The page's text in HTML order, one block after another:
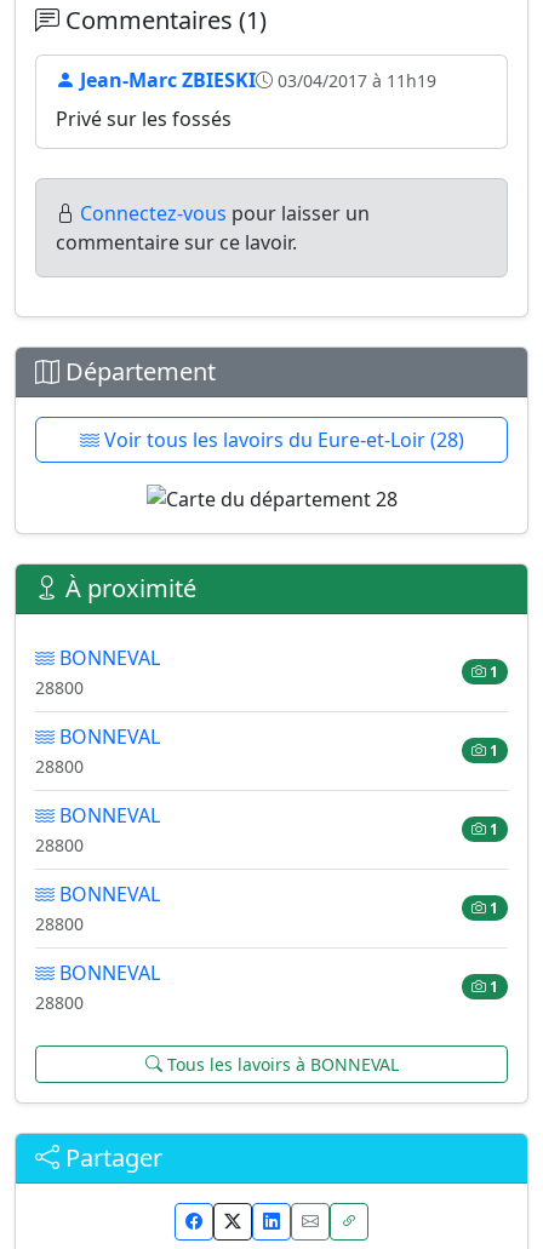
Commentaires (1)
Jean-Marc ZBIESKI 03/04/2017 à 11h19
Privé sur les fossés
Connectez-vous pour laisser un
commentaire sur ce lavoir.
Département
Voir tous les lavoirs du Eure-et-Loir (28)
À proximité
BONNEVAL
28800
1
BONNEVAL
28800
1
BONNEVAL
28800
1
BONNEVAL
28800
1
BONNEVAL
28800
1
Tous les lavoirs à BONNEVAL
Partager